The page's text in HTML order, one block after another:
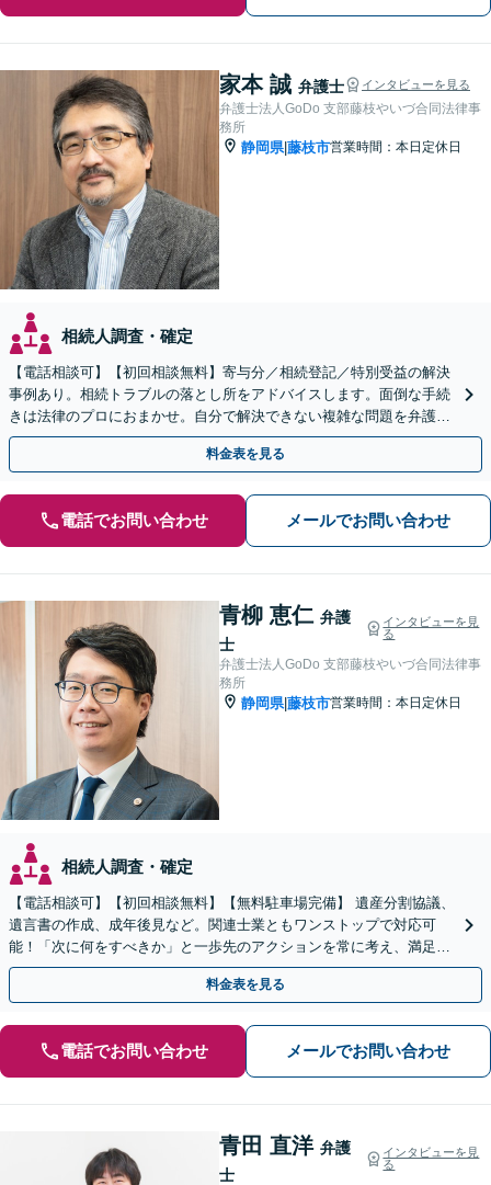
家本 誠 弁護士 インタビューを見る
弁護士法人GoDo 支部藤枝やいづ合同法律事
務所
静岡県|藤枝市営業時間：本日定休日
相続人調査・確定
【電話相談可】【初回相談無料】寄与分／相続登記／特別受益の解決
事例あり。相続トラブルの落とし所をアドバイスします。面倒な手続
きは法律のプロにおまかせ。自分で解決できない複雑な問題を弁護士
が解決します。
料金表を見る
電話でお問い合わせ メールでお問い合わせ
青柳 恵仁 弁護
士
インタビューを見
る
弁護士法人GoDo 支部藤枝やいづ合同法律事
務所
静岡県|藤枝市営業時間：本日定休日
相続人調査・確定
【電話相談可】【初回相談無料】【無料駐車場完備】 遺産分割協議、
遺言書の作成、成年後見など。関連士業ともワンストップで対応可
能！「次に何をすべきか」と一歩先のアクションを常に考え、満足度
の高い解決を目指します
料金表を見る
電話でお問い合わせ メールでお問い合わせ
青田 直洋 弁護
士
インタビューを見
る